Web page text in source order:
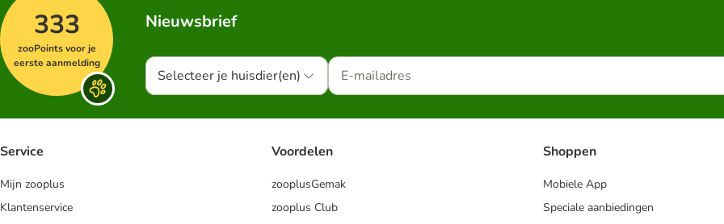
333
zooPoints voor je
eerste aanmelding
Nieuwsbrief
Selecteer je huisdier(en)
Service
Mijn zooplus
Klantenservice
Voordelen
zooplusGemak
zooplus Club
Shoppen
Mobiele App
Speciale aanbiedingen